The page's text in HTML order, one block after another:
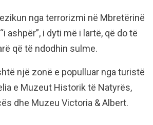
nga terrorizmi në Mbretërinë
ashpër”, i dyti më i lartë, që do të
që të ndodhin sulme.
një zonë e populluar nga turistë
e Muzeut Historik të Natyrës,
dhe Muzeu Victoria & Albert.